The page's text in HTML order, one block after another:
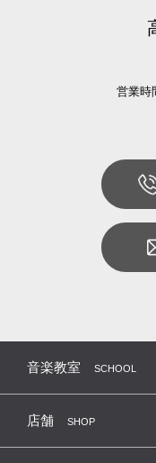
営業時
音楽教室 SCHOOL
店舗 SHOP